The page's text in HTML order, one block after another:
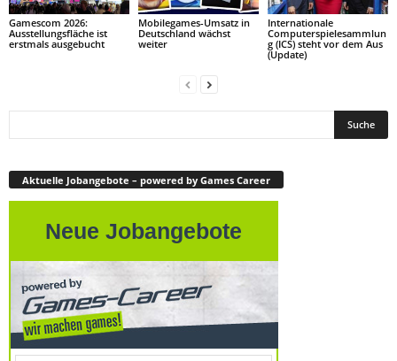
Gamescom 2026:
Ausstellungsfläche ist
erstmals ausgebucht
Mobilegames-Umsatz in
Deutschland wächst
weiter
Internationale
Computerspielesammlun
g (ICS) steht vor dem Aus
(Update)
Aktuelle Jobangebote – powered by Games Career